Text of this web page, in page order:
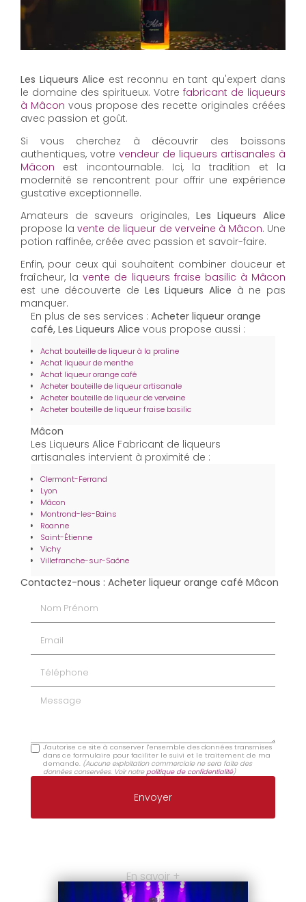
Les Liqueurs Alice est reconnu en tant qu'expert dans
le domaine des spiritueux. Votre fabricant de liqueurs
à Mâcon vous propose des recette originales créées
avec passion et goût.
Si vous cherchez à découvrir des boissons
authentiques, votre vendeur de liqueurs artisanales à
Mâcon est incontournable. Ici, la tradition et la
modernité se rencontrent pour offrir une expérience
gustative exceptionnelle.
Amateurs de saveurs originales, Les Liqueurs Alice
propose lavente de liqueur de verveine à Mâcon. Une
potion raffinée, créée avec passion et savoir-faire.
Enfin, pour ceux qui souhaitent combiner douceur et
fraîcheur, lavente de liqueurs fraise basilic à Mâcon
est une découverte de Les Liqueurs Alice à ne pas
manquer.
En plus de ses services : Acheter liqueur orange
café, Les Liqueurs Alice vous propose aussi :
Achat bouteille de liqueur à la praline
Achat liqueur de menthe
Achat liqueur orange café
Acheter bouteille de liqueur artisanale
Acheter bouteille de liqueur de verveine
Acheter bouteille de liqueur fraise basilic
Mâcon
Les Liqueurs Alice Fabricant de liqueurs
artisanales intervient à proximité de :
Clermont-Ferrand
Lyon
Mâcon
Montrond-les-Bains
Roanne
Saint-Étienne
Vichy
Villefranche-sur-Saône
Contactez-nous : Acheter liqueur orange café Mâcon
Message
J'autorise ce site à conserver l'ensemble des données transmises
dans ce formulaire pour faciliter le suivi et le traitement de ma
demande. (Aucune exploitation commerciale ne sera faite des
données conservées. Voir notrepolitique de confidentialité)
En savoir +